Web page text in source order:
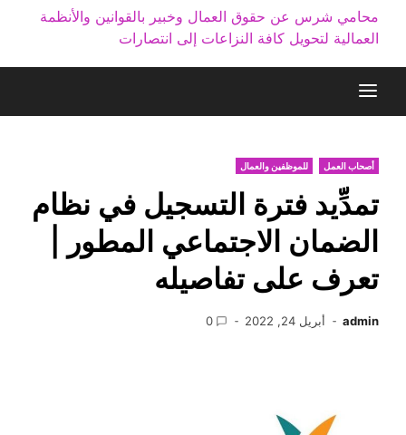
محامي شرس عن حقوق العمال وخبير بالقوانين والأنظمة
العمالية لتحويل كافة النزاعات إلى انتصارات
أصحاب العمل للموظفين والعمال
تمدِّيد فترة التسجيل في نظام
الضمان الاجتماعي المطور |
تعرف على تفاصيله
admin أبريل 24, 2022 0